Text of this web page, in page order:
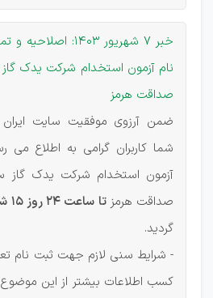
خبر 7 شهریور 1403:
نام آزمون استخدام شرکت یدک
صداقت هرمز
ضمن آرزوی موفقیت سایت ایران
شما کاربران گرامی به اطلاع می
آزمون استخدام شرکت یدک
صداقت هرمزتا ساعت 24 روز 15 شهریورماه 1403
گردید.
- شرایط سنی لازم جهت ثبت نام
کسب اطلاعات بیشتر از این